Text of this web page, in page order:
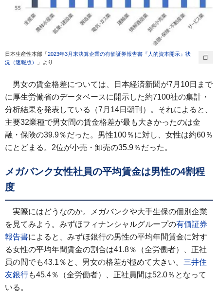
日本生産性本部「2023年3月末決算企業の有価証券報告書『人的資本開示』状
況（速報版）
」より
男女の賃金格差については、日本経済新聞が7月10日まで
に厚生労働省のデータベースに開示した約7100社の集計・
分析結果を発表している（7月14日朝刊）。それによると、
主要32業種で男女間の賃金格差が最も大きかったのは金
融・保険の39.9％だった。男性100％に対し、女性は約60％
にとどまる。2位が小売・卸売の35.9％だった。
メガバンク女性社員の平均賃金は男性の4割程
度
実際にはどうなのか。メガバンクや大手生保の個別企業
を見てみよう。みずほフィナンシャルグループの有価証券
報告書によると、みずほ銀行の男性の平均年間賃金に対す
る女性の平均年間賃金の割合は41.8％（全労働者）、正社
員の間でも43.1％と、男女の格差が極めて大きい。 三井住
友銀行も45.4％（全労働者）、正社員間は52.0％となって
いる。